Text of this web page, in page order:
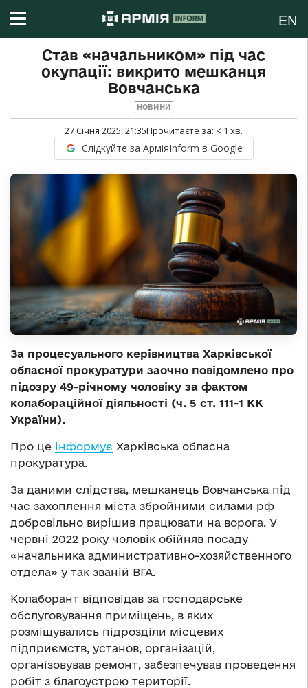
EN
Став «начальником» під час
окупації: викрито мешканця
Вовчанська
НОВИНИ
27 Січня 2025, 21:35Прочитаєте за: < 1 хв.
Слідкуйте за АрміяInform в Google
За процесуального керівництва Харківської
обласної прокуратури заочно повідомлено про
підозру 49-річному чоловіку за фактом
колабораційної діяльності (ч. 5 ст. 111-1 КК
України).
Про це інформує Харківська обласна
прокуратура.
За даними слідства, мешканець Вовчанська під
час захоплення міста збройними силами рф
добровільно вирішив працювати на ворога. У
червні 2022 року чоловік обійняв посаду
«начальника административно-хозяйственного
отдела» у так званій ВГА.
Колаборант відповідав за господарське
обслуговування приміщень, в яких
розміщувались підрозділи місцевих
підприємств, установ, організацій,
організовував ремонт, забезпечував проведення
робіт з благоустрою території.